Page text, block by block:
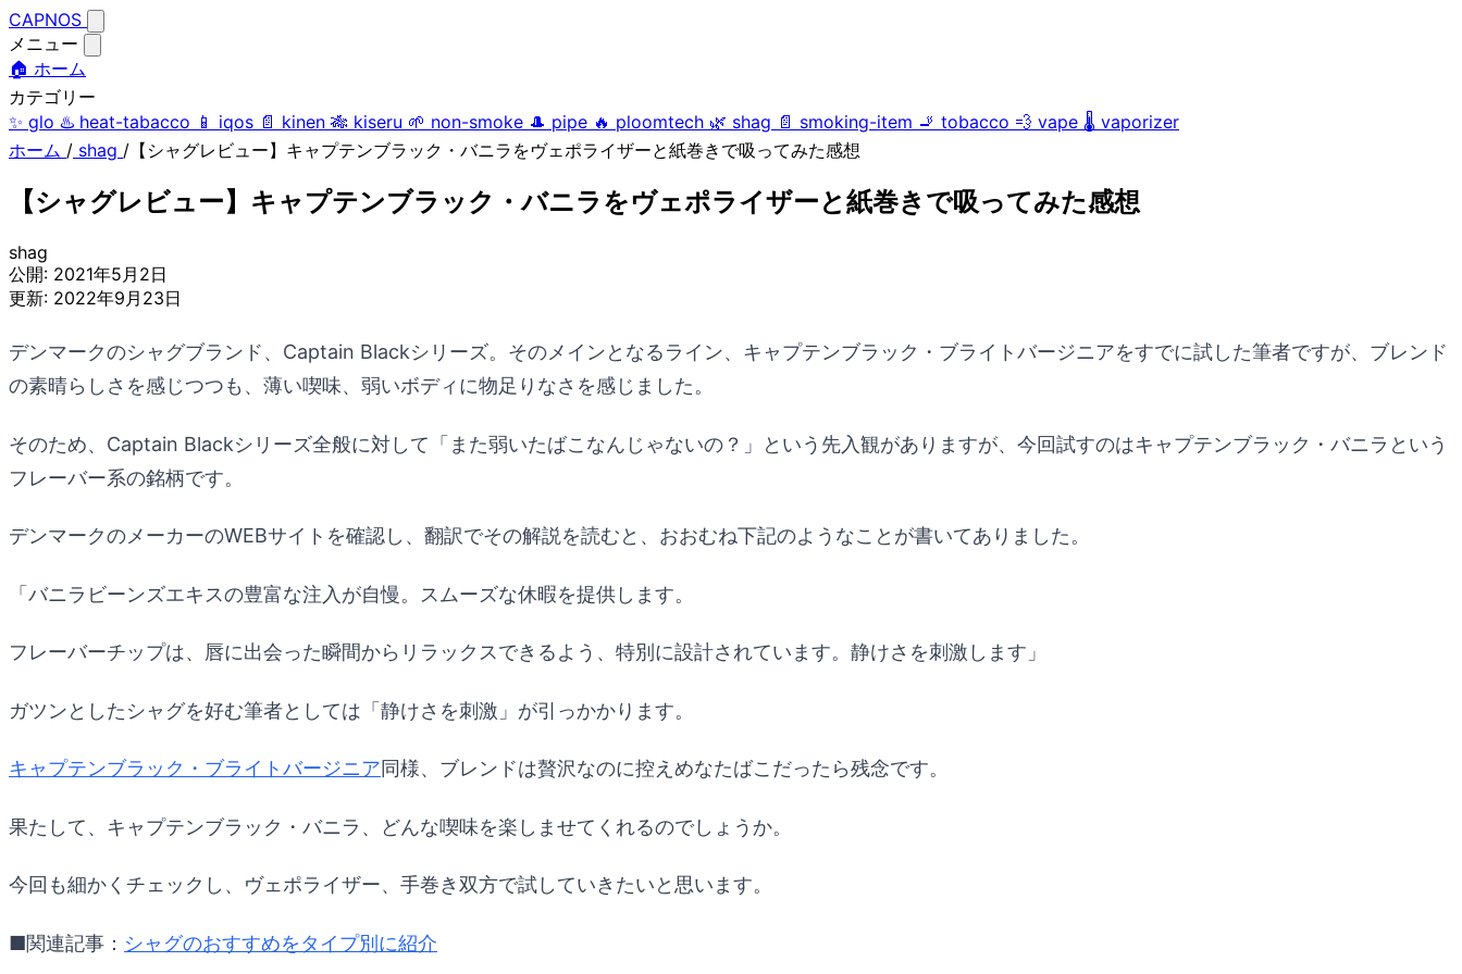
CAPNOS
メニュー
🏠 ホーム
カテゴリー
✨ glo ♨️ heat-tabacco 📱 iqos 📄 kinen 🎋 kiseru 🌱 non-smoke 🎩 pipe 🔥 ploomtech 🌿 shag 📄 smoking-item 🚬 tobacco 💨 vape 🌡️ vaporizer
ホーム / shag / 【シャグレビュー】キャプテンブラック・バニラをヴェポライザーと紙巻きで吸ってみた感想
【シャグレビュー】キャプテンブラック・バニラをヴェポライザーと紙巻きで吸ってみた感想
shag
公開: 2021年5月2日
更新: 2022年9月23日
デンマークのシャグブランド、Captain Blackシリーズ。そのメインとなるライン、キャプテンブラック・ブライトバージニアをすでに試した筆者ですが、ブレンド
の素晴らしさを感じつつも、薄い喫味、弱いボディに物足りなさを感じました。
そのため、Captain Blackシリーズ全般に対して「また弱いたばこなんじゃないの？」という先入観がありますが、今回試すのはキャプテンブラック・バニラという
フレーバー系の銘柄です。
デンマークのメーカーのWEBサイトを確認し、翻訳でその解説を読むと、おおむね下記のようなことが書いてありました。
「バニラビーンズエキスの豊富な注入が自慢。スムーズな休暇を提供します。
フレーバーチップは、唇に出会った瞬間からリラックスできるよう、特別に設計されています。静けさを刺激します」
ガツンとしたシャグを好む筆者としては「静けさを刺激」が引っかかります。
キャプテンブラック・ブライトバージニア同様、ブレンドは贅沢なのに控えめなたばこだったら残念です。
果たして、キャプテンブラック・バニラ、どんな喫味を楽しませてくれるのでしょうか。
今回も細かくチェックし、ヴェポライザー、手巻き双方で試していきたいと思います。
■関連記事： シャグのおすすめをタイプ別に紹介